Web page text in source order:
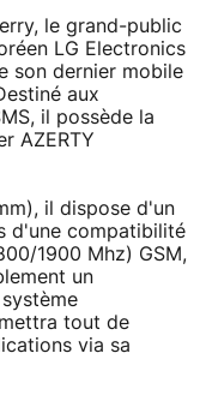
le grand-public
LG Electronics
son dernier mobile
aux
il possède la
AZERTY
il dispose d'un
d'une compatibilité
1900 Mhz) GSM,
un
tout de
via sa